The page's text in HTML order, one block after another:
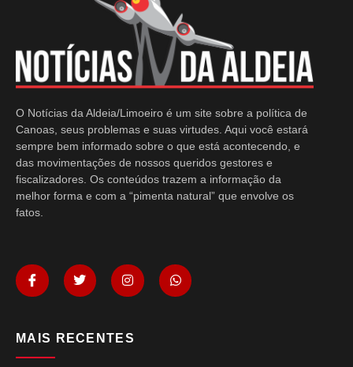
O Notícias da Aldeia/Limoeiro é um site sobre a política de
Canoas, seus problemas e suas virtudes. Aqui você estará
sempre bem informado sobre o que está acontecendo, e
das movimentações de nossos queridos gestores e
fiscalizadores. Os conteúdos trazem a informação da
melhor forma e com a “pimenta natural” que envolve os
fatos.
MAIS RECENTES